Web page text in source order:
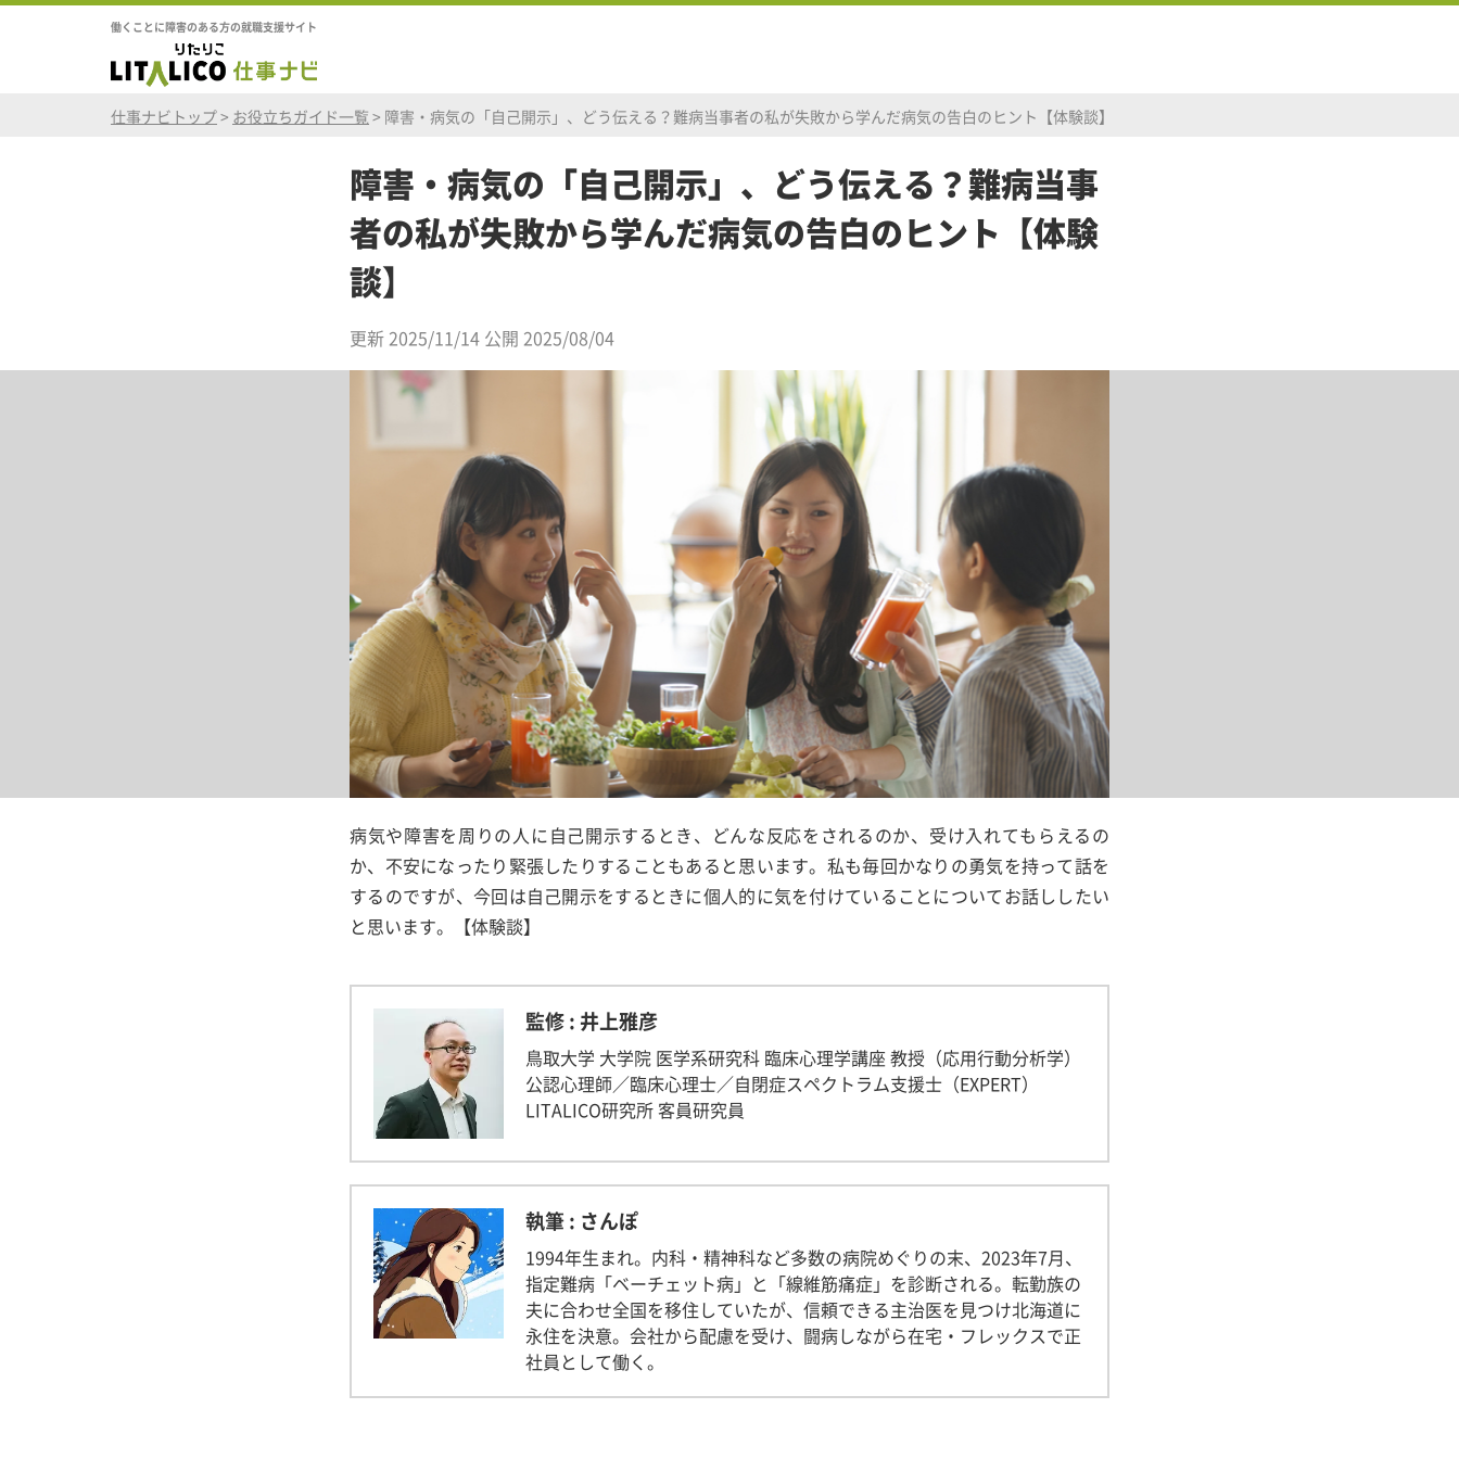
働くことに障害のある方の就職支援サイト
仕事ナビトップ> お役立ちガイド一覧 > 障害・病気の「自己開示」、どう伝える？難病当事者の私が失敗から学んだ病気の告白のヒント【体験談】
障害・病気の「自己開示」、どう伝える？難病当事
者の私が失敗から学んだ病気の告白のヒント【体験
談】
更新 2025/11/14 公開 2025/08/04
病気や障害を周りの人に自己開示するとき、どんな反応をされるのか、受け入れてもらえるの
か、不安になったり緊張したりすることもあると思います。私も毎回かなりの勇気を持って話を
するのですが、今回は自己開示をするときに個人的に気を付けていることについてお話ししたい
と思います。【体験談】
監修 : 井上雅彦
鳥取大学 大学院 医学系研究科 臨床心理学講座 教授（応用行動分析学）
公認心理師／臨床心理士／自閉症スペクトラム支援士（EXPERT）
LITALICO研究所 客員研究員
執筆 : さんぽ
1994年生まれ。内科・精神科など多数の病院めぐりの末、2023年7月、
指定難病「ベーチェット病」と「線維筋痛症」を診断される。転勤族の
夫に合わせ全国を移住していたが、信頼できる主治医を見つけ北海道に
永住を決意。会社から配慮を受け、闘病しながら在宅・フレックスで正
社員として働く。